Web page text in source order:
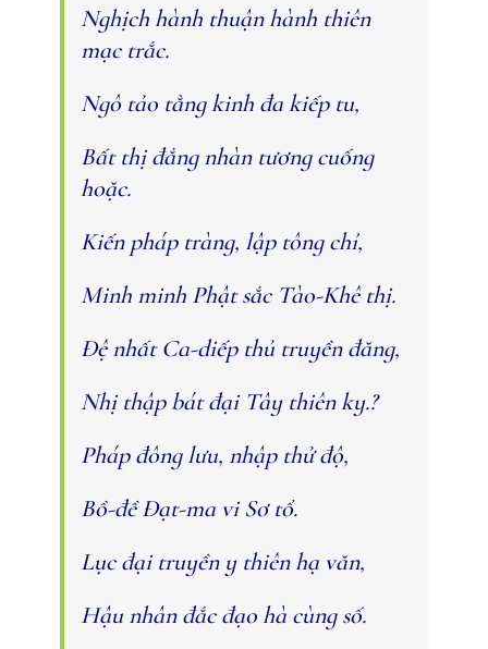
Nghịch hành thuận hành thiên
mạc trắc.
Ngô tảo tằng kinh đa kiếp tu,
Bất thị đẳng nhàn tương cuống
hoặc.
Kiến pháp tràng, lập tông chỉ,
Minh minh Phật sắc Tào-Khê thị.
Ðệ nhất Ca-diếp thủ truyền đăng,
Nhị thập bát đại Tây thiên ky.?
Pháp đông lưu, nhập thử độ,
Bồ-đề Ðạt-ma vi Sơ tổ.
Lục đại truyền y thiên hạ văn,
Hậu nhân đắc đạo hà cùng số.